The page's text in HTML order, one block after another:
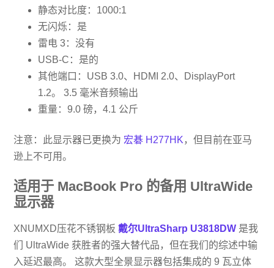
静态对比度：1000:1
无闪烁：是
雷电 3：没有
USB-C：是的
其他端口：USB 3.0、HDMI 2.0、DisplayPort
1.2。 3.5 毫米音频输出
重量：9.0 磅，4.1 公斤
注意：此显示器已更换为 宏碁 H277HK ，但目前在亚马
逊上不可用。
适用于 MacBook Pro 的备用 UltraWide
显示器
XNUMXD压花不锈钢板戴尔UltraSharp U3818DW 是我
们 UltraWide 获胜者的强大替代品，但在我们的综述中输
入延迟最高。 这款大型全景显示器包括集成的 9 瓦立体